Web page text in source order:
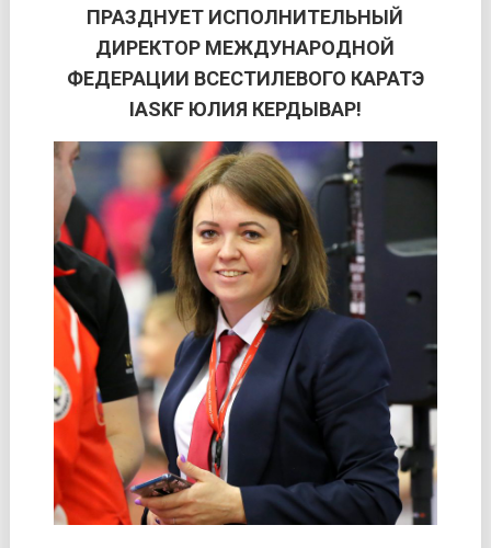
ПРАЗДНУЕТ ИСПОЛНИТЕЛЬНЫЙ
ДИРЕКТОР МЕЖДУНАРОДНОЙ
ФЕДЕРАЦИИ ВСЕСТИЛЕВОГО КАРАТЭ
IASKF ЮЛИЯ КЕРДЫВАР!